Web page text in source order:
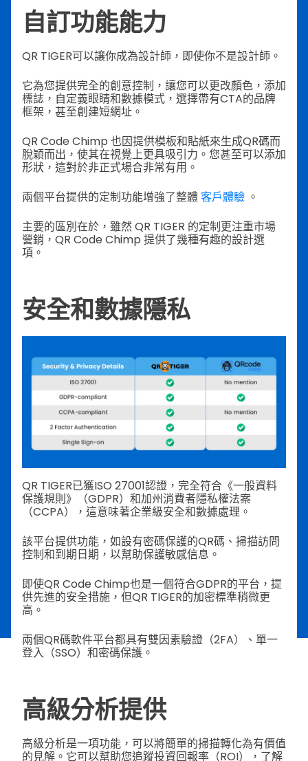
自訂功能能力
QR TIGER可以讓你成為設計師，即使你不是設計師。
它為您提供完全的創意控制，讓您可以更改顏色，添加
標誌，自定義眼睛和數據模式，選擇帶有CTA的品牌
框架，甚至創建短網址。
QR Code Chimp 也因提供模板和貼紙來生成QR碼而
脫穎而出，使其在視覺上更具吸引力。您甚至可以添加
形狀，這對於非正式場合非常有用。
兩個平台提供的定制功能增強了整體客戶體驗 。
主要的區別在於，雖然 QR TIGER 的定制更注重市場
營銷，QR Code Chimp 提供了幾種有趣的設計選
項。
安全和數據隱私
QR TIGER已獲ISO 27001認證，完全符合《一般資料
保護規則》（GDPR）和加州消費者隱私權法案
（CCPA），這意味著企業級安全和數據處理。
該平台提供功能，如設有密碼保護的QR碼、掃描訪問
控制和到期日期，以幫助保護敏感信息。
即使QR Code Chimp也是一個符合GDPR的平台，提
供先進的安全措施，但QR TIGER的加密標準稍微更
高。
兩個QR碼軟件平台都具有雙因素驗證（2FA）、單一
登入（SSO）和密碼保護。
高級分析提供
高級分析是一項功能，可以將簡單的掃描轉化為有價值
的見解。它可以幫助您追蹤投資回報率（ROI），了解